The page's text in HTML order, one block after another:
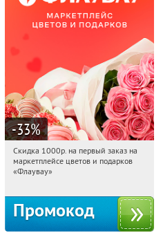
-33%
12:48:19 Получили:
Россия
Скидка 1000р. на первый заказ на
маркетплейсе цветов и подарков
«Флаувау»
Промокод